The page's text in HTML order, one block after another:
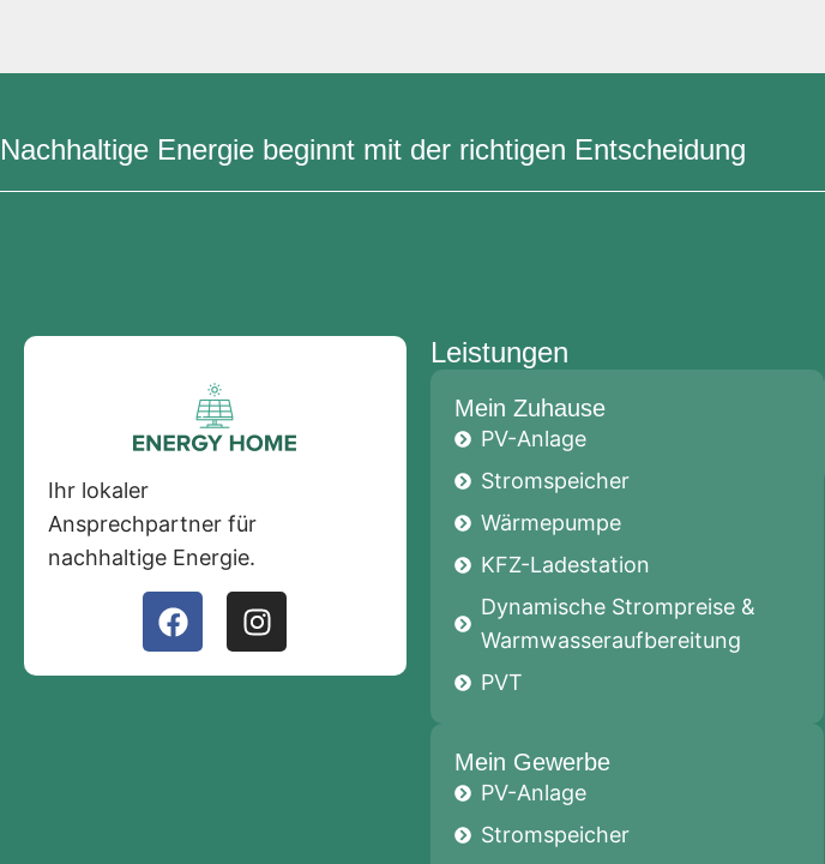
Nachhaltige Energie beginnt mit der richtigen Entscheidung
Ihr lokaler
Ansprechpartner für
nachhaltige Energie.
Leistungen
Mein Zuhause
PV-Anlage
Stromspeicher
Wärmepumpe
KFZ-Ladestation
Dynamische Strompreise &
Warmwasseraufbereitung
PVT
Mein Gewerbe
PV-Anlage
Stromspeicher